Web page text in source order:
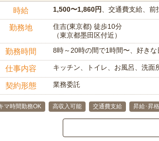
時給 1,500〜1,860円 、交通費支給、前
勤務地
住吉(東京都) 徒歩10分
（東京都墨田区付近）
勤務時間 8時～20時の間で1時間〜、好き
仕事内容 キッチン、トイレ、お風呂、洗面
契約形態 業務委託
マ時間勤務OK 高収入可能 交通費支給 昇給･昇